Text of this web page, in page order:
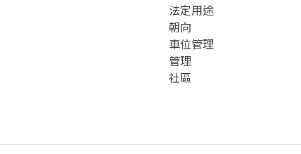
法定用途
朝向
車位管理
管理
社區